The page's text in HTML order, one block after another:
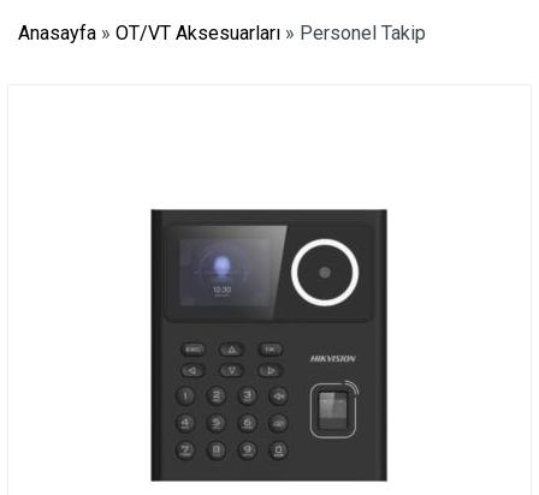
Anasayfa » OT/VT Aksesuarları » Personel Takip